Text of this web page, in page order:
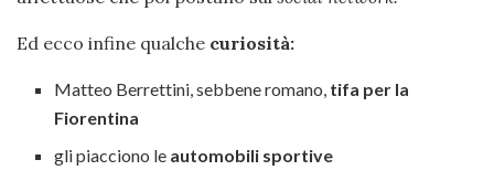
Ed ecco infine qualche curiosità:
Matteo Berrettini, sebbene romano, tifa per la
Fiorentina
gli piacciono le automobili sportive